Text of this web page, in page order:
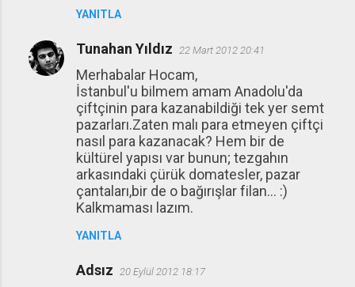
YANITLA
Tunahan Yıldız 22 Mart 2012 20:41
Merhabalar Hocam,
İstanbul'u bilmem amam Anadolu'da
çiftçinin para kazanabildiği tek yer semt
pazarları.Zaten malı para etmeyen çiftçi
nasıl para kazanacak? Hem bir de
kültürel yapısı var bunun; tezgahın
arkasındaki çürük domatesler, pazar
çantaları,bir de o bağırışlar filan... :)
Kalkmaması lazım.
YANITLA
Adsız 20 Eylül 2012 18:17